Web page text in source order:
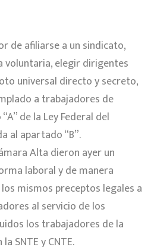
de afiliarse a un sindicato,
voluntaria, elegir dirigentes
universal directo y secreto,
a trabajadores de
de la Ley Federal del
al apartado “B”.
Alta dieron ayer un
laboral y de manera
mismos preceptos legales a
al servicio de los
los trabajadores de la
SNTE y CNTE.